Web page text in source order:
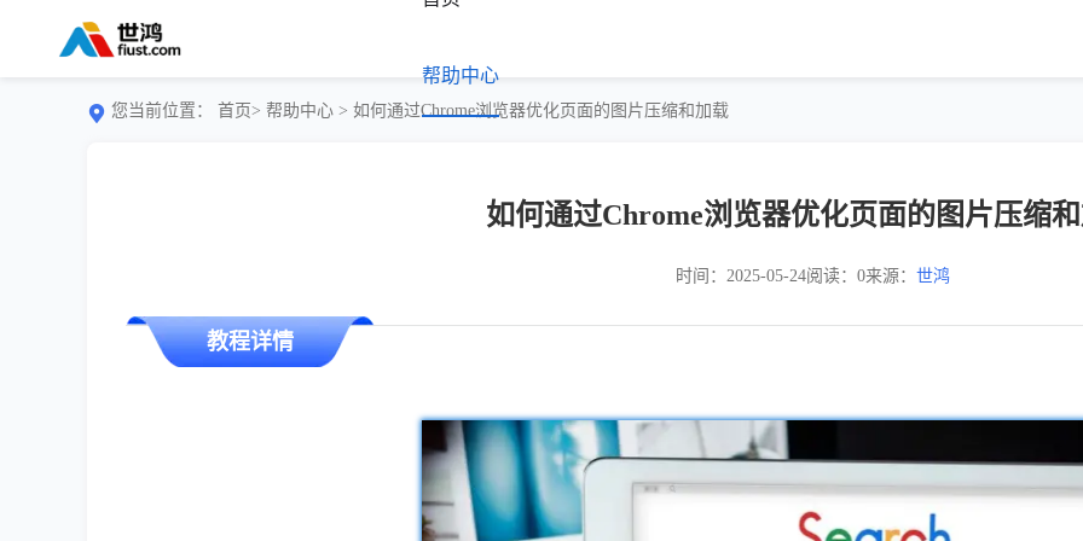
帮助中心
您当前位置： 首页> 帮助中心 > 如何通过Chrome浏览器优化页面的图片压缩和加载
如何通过Chrome浏览器优化页面的图片压缩
时间：2025-05-24阅读：0来源： 世鸿
教程详情